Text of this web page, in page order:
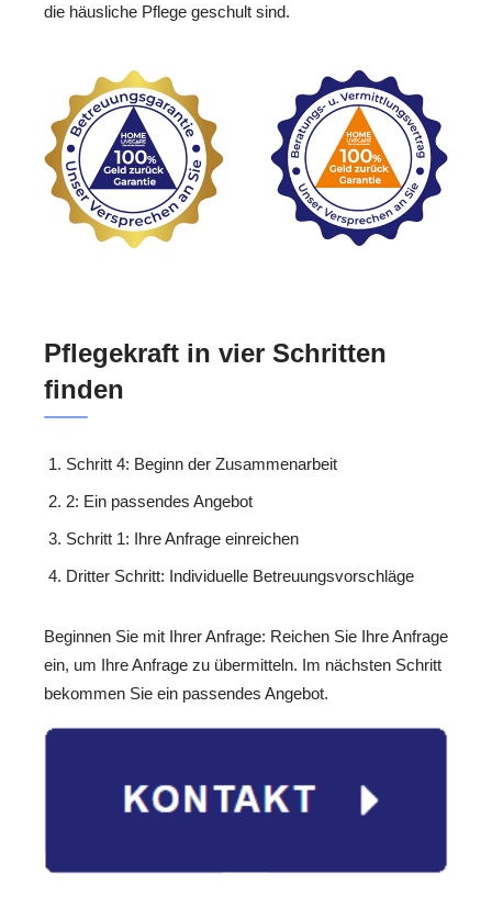
die häusliche Pflege geschult sind.
Pflegekraft in vier Schritten
finden
Schritt 4: Beginn der Zusammenarbeit
2: Ein passendes Angebot
Schritt 1: Ihre Anfrage einreichen
Dritter Schritt: Individuelle Betreuungsvorschläge
Beginnen Sie mit Ihrer Anfrage: Reichen Sie Ihre Anfrage
ein, um Ihre Anfrage zu übermitteln. Im nächsten Schritt
bekommen Sie ein passendes Angebot.